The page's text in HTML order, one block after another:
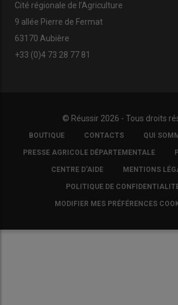
Cité régionale de l’Agriculture
9 allée Pierre de Fermat
63170 Aubière
+33 (0)4 73 28 77 81
© Réussir 2026 - Tous droits
FOOTER
COPYRIGHT
BOUTIQUE CONTACTS QUI
PRESSE AGRICOLE DÉPARTEMENTALE
CENTRE D'AIDE MENTIONS
POLITIQUE DE
MODIFIER MES PRÉFÉRENCES